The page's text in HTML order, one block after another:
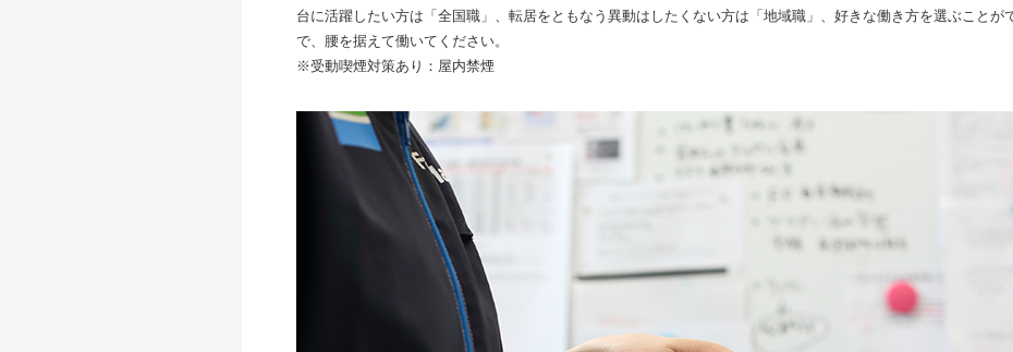
台に活躍したい方は「全国職」、転居をともなう異動はしたくない方は「地域職」、好きな働き方を選ぶことが
で、腰を据えて働いてください。
※受動喫煙対策あり：屋内禁煙